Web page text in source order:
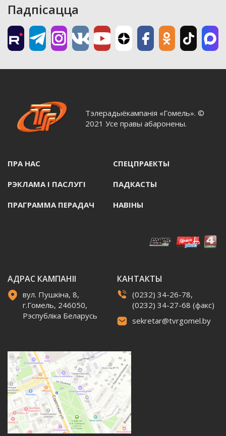
Падпісацца
Тэлерадыёкампанія «Гомель». ©
2021 Усе правы абаронены.
ПРА НАС СПЕЦПРАЕКТЫ
РЭКЛАМА I ПАСЛУГI ПАДКАСТЫ
ПРАГРАММА ПЕРАДАЧ НАВIНЫ
АДРАС КАМПАНІІ
вул. Пушкіна, 8,
г.Гомель, 246050,
Рэспубліка Беларусь
КАНТАКТЫ
(0232) 34-26-78,
(0232) 34-27-68 (факс)
sekretar@tvrgomel.by